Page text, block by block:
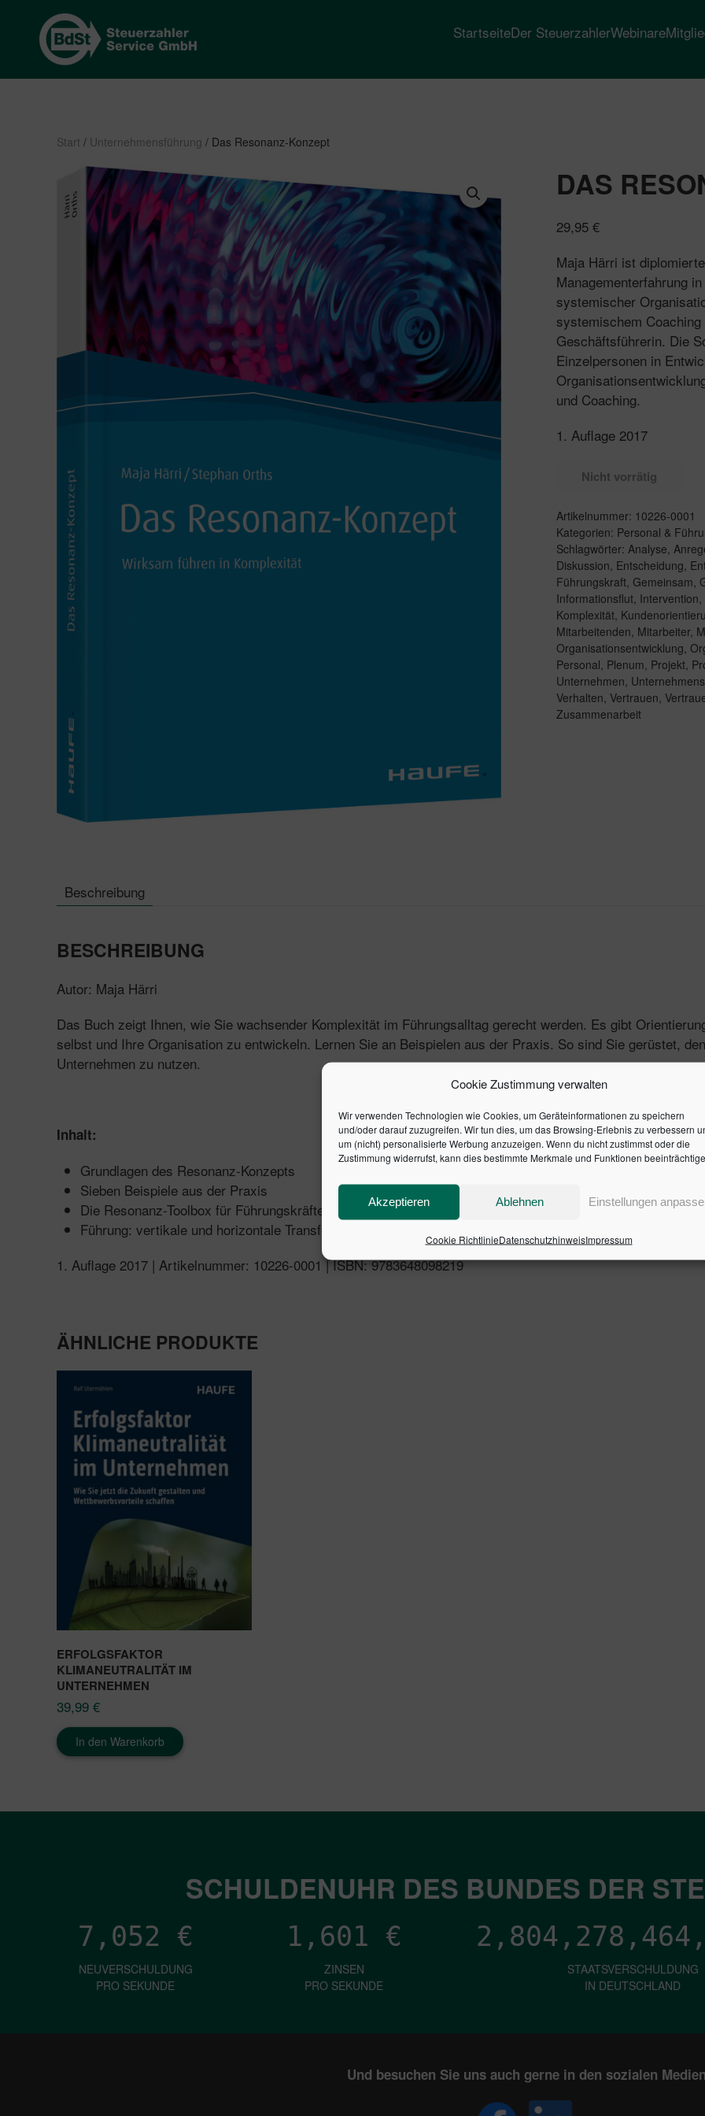
Cookie Zustimmung verwalten
Wir verwenden Technologien wie Cookies, um Geräteinformationen zu speichern
und/oder darauf zuzugreifen. Wir tun dies, um das Browsing-Erlebnis zu verbessern
um (nicht) personalisierte Werbung anzuzeigen. Wenn du nicht zustimmst oder die
Zustimmung widerrufst, kann dies bestimmte Merkmale und Funktionen
Akzeptieren Ablehnen Einstellungen
Cookie RichtlinieDatenschutzhinweisImpressum
StartseiteDer SteuerzahlerWebinare
Start / Unternehmensführung / Das Resonanz-Konzept
DAS
29,95 €
Maja Härri ist
Managementerfahrung
systemischer
systemischem
Geschäftsführerin. Die
Einzelpersonen in
und Coaching.
1. Auflage 2017
Nicht vorrätig
Artikelnummer: 10226-0001
Kategorien: Personal &
Schlagwörter: Analyse,
Diskussion, Entscheidung,
Führungskraft, Gemeinsam,
Informationsflut, Intervention,
Komplexität,
Mitarbeitenden, Mitarbeiter,
Organisationsentwicklung,
Personal, Plenum, Projekt,
Unternehmen,
Verhalten, Vertrauen,
Zusammenarbeit
Beschreibung
BESCHREIBUNG
Autor: Maja Härri
Das Buch zeigt Ihnen, wie Sie wachsender Komplexität im Führungsalltag gerecht werden. Es gibt
selbst und Ihre Organisation zu entwickeln. Lernen Sie an Beispielen aus der Praxis. So sind Sie gerüstet,
Unternehmen zu nutzen.
Inhalt:
Grundlagen des Resonanz-Konzepts
Sieben Beispiele aus der Praxis
Die Resonanz-Toolbox für Führungskräfte
Führung: vertikale und horizontale Transformation
1. Auflage 2017 | Artikelnummer: 10226-0001 | ISBN: 9783648098219
ÄHNLICHE PRODUKTE
ERFOLGSFAKTOR
KLIMANEUTRALITÄT IM
UNTERNEHMEN
39,99 €
In den Warenkorb
SCHULDENUHR DES BUNDES DER
7,052 €
NEUVERSCHULDUNG
PRO SEKUNDE
1,601 €
ZINSEN
PRO SEKUNDE
STAATSVERSCHULDUNG
IN DEUTSCHLAND
Und besuchen Sie uns auch gerne in den sozialen